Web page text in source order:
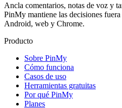
Ancla comentarios, notas de voz y
PinMy mantiene las decisiones
Android, web y Chrome.
Producto
Sobre PinMy
Cómo funciona
Casos de uso
Herramientas gratuitas
Por qué PinMy
Planes